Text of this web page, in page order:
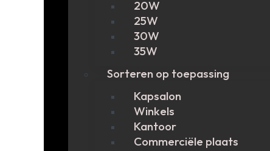
20W
25W
30W
35W
Sorteren op toepassing
Kapsalon
Winkels
Kantoor
Commerciële plaats